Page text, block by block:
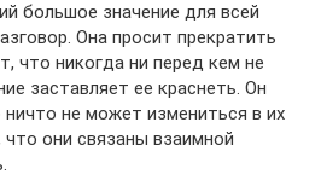
большое значение для всей
Она просит прекратить
что никогда ни перед кем не
заставляет ее краснеть. Он
ничто не может измениться в их
что они свя­заны взаимной